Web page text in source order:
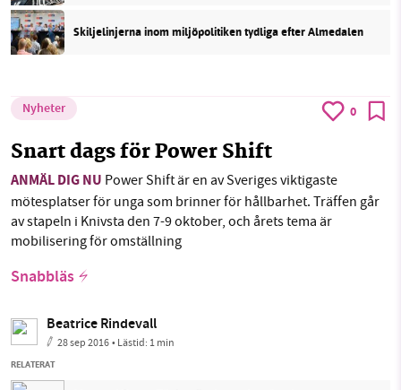
Skiljelinjerna inom miljöpolitiken tydliga efter Almedalen
Nyheter 0
Snart dags för Power Shift
ANMÄL DIG NU Power Shift är en av Sveriges viktigaste
mötesplatser för unga som brinner för hållbarhet. Träffen går
av stapeln i Knivsta den 7-9 oktober, och årets tema är
mobilisering för omställning
Snabbläs
Beatrice Rindevall
28 sep 2016• Lästid: 1 min
RELATERAT